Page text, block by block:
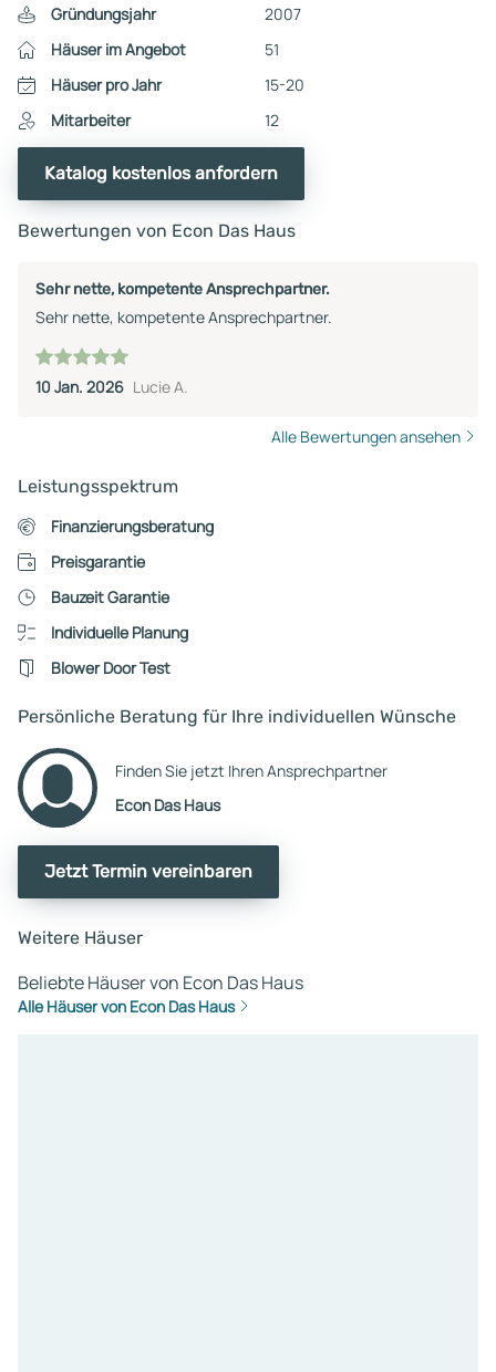
Gründungsjahr
2007
Häuser im Angebot
51
Häuser pro Jahr
15-20
Mitarbeiter
12
Katalog kostenlos anfordern
Bewertungen von Econ Das Haus
Sehr nette, kompetente Ansprechpartner.
Sehr nette, kompetente Ansprechpartner.
10 Jan. 2026 Lucie A.
Alle Bewertungen ansehen
Leistungsspektrum
Finanzierungsberatung
Preisgarantie
Bauzeit Garantie
Individuelle Planung
Blower Door Test
Persönliche Beratung für Ihre individuellen Wünsche
Finden Sie jetzt Ihren Ansprechpartner
Econ Das Haus
Jetzt Termin vereinbaren
Weitere Häuser
Beliebte Häuser von Econ Das Haus
Alle Häuser von Econ Das Haus